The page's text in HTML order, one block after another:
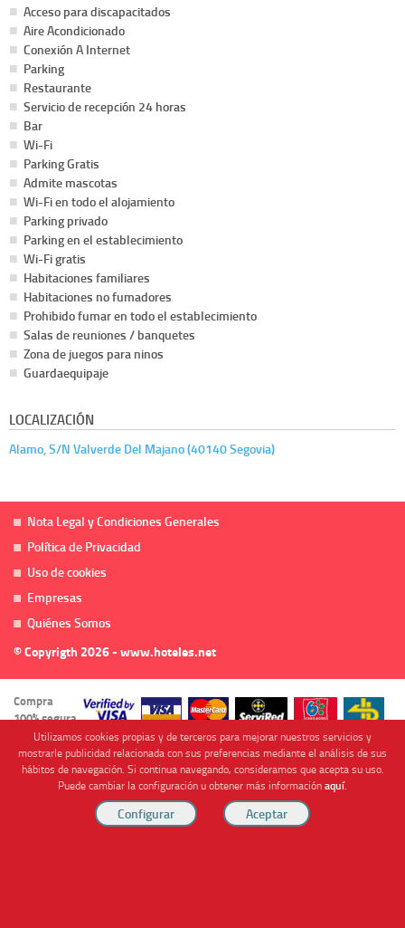
Acceso para discapacitados
Aire Acondicionado
Conexión A Internet
Parking
Restaurante
Servicio de recepción 24 horas
Bar
Wi-Fi
Parking Gratis
Admite mascotas
Wi-Fi en todo el alojamiento
Parking privado
Parking en el establecimiento
Wi-Fi gratis
Habitaciones familiares
Habitaciones no fumadores
Prohibido fumar en todo el establecimiento
Salas de reuniones / banquetes
Zona de juegos para ninos
Guardaequipaje
LOCALIZACIÓN
Alamo, S/N Valverde Del Majano (40140 Segovia)
Nota Legal y Condiciones Generales
Política de Privacidad
Uso de cookies
Empresas
Quiénes Somos
© Copyrigth 2026 - www.hoteles.net
Compra
100% segura
Cofinanciado por
Utilizamos cookies propias y de terceros para mejorar nuestros servicios y
mostrarle publicidad relacionada con sus preferencias mediante el análisis de sus
hábitos de navegación. Si continua navegando, consideramos que acepta su uso.
Puede cambiar la configuración u obtener más informaciónaquí.